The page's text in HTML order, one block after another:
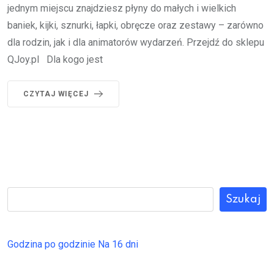
jednym miejscu znajdziesz płyny do małych i wielkich
baniek, kijki, sznurki, łapki, obręcze oraz zestawy – zarówno
dla rodzin, jak i dla animatorów wydarzeń. Przejdź do sklepu
QJoy.pl Dla kogo jest
CZYTAJ WIĘCEJ
Szukaj
Godzina po godzinie Na 16 dni